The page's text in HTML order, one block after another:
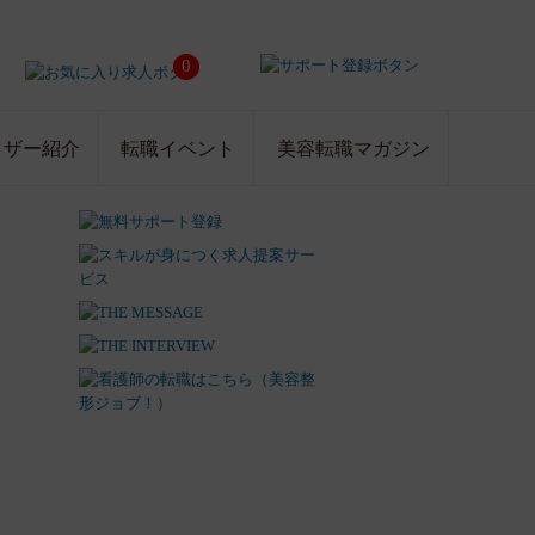
0
ー紹介 転職イベント 美容転職マガジン